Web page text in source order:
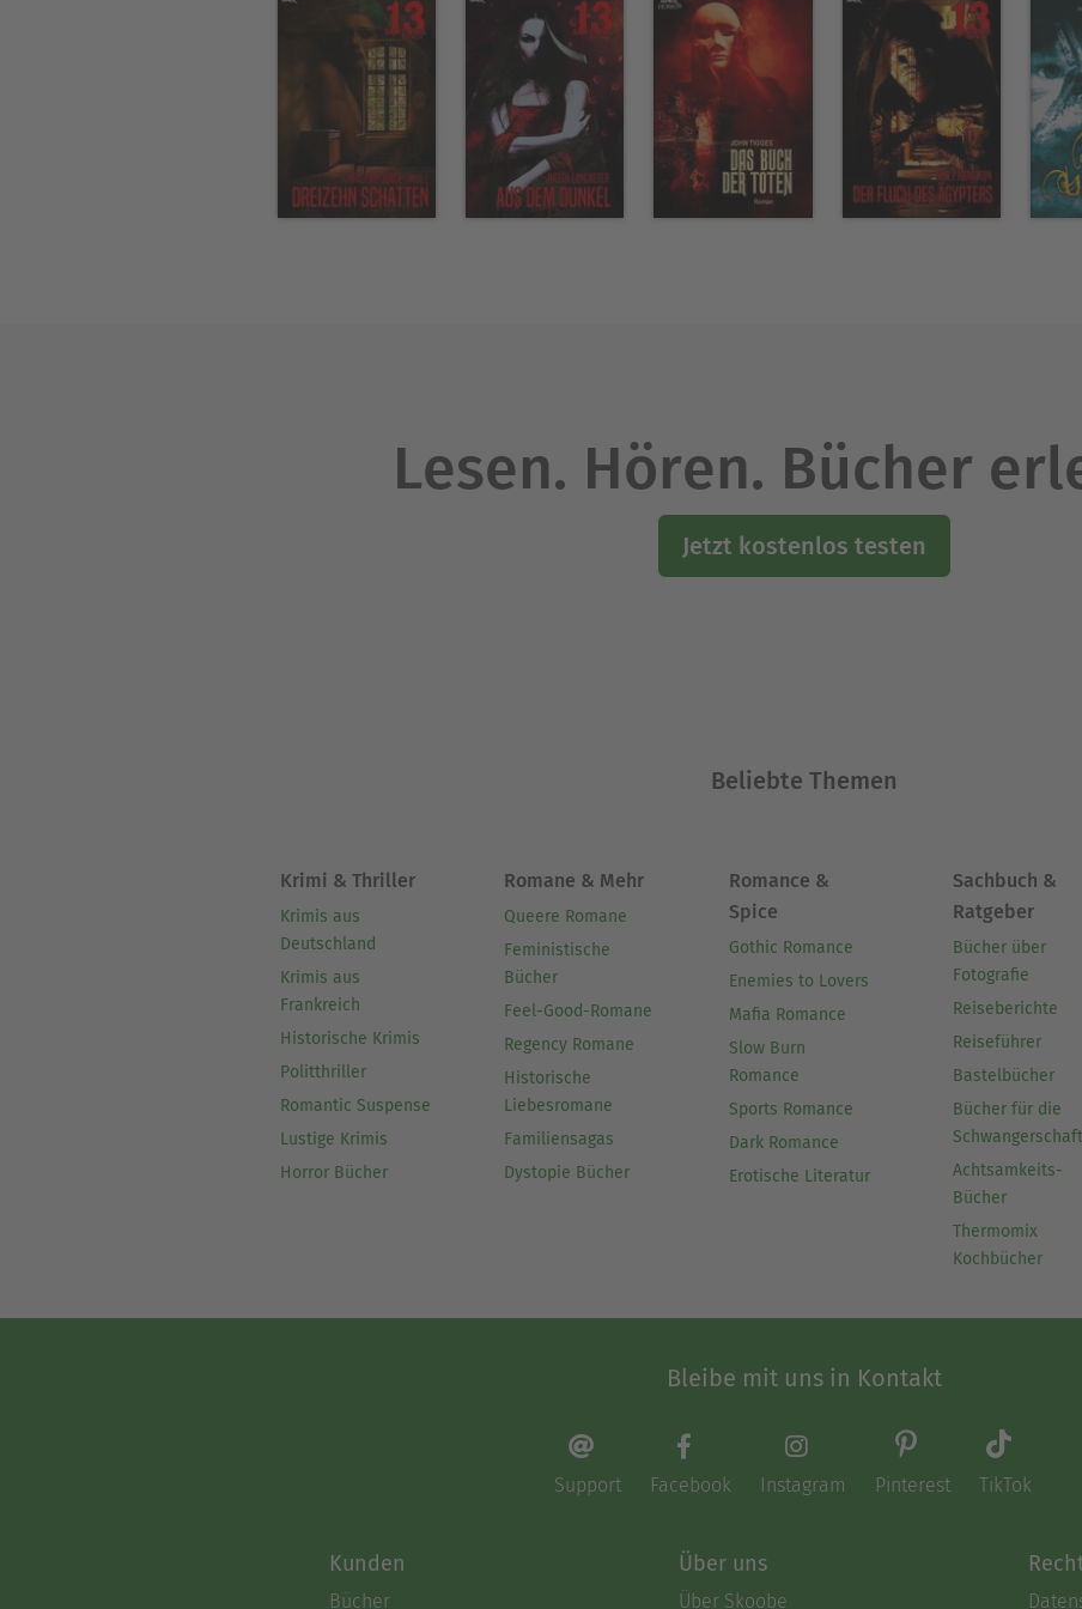
Lesen. Hören. Bücher
Jetzt kostenlos testen
Beliebte Themen
Krimi & Thriller
Krimis aus
Deutschland
Krimis aus
Frankreich
Historische Krimis
Politthriller
Romantic Suspense
Lustige Krimis
Horror Bücher
Romane & Mehr
Queere Romane
Feministische
Bücher
Feel-Good-Romane
Regency Romane
Historische
Liebesromane
Familiensagas
Dystopie Bücher
Romance &
Spice
Gothic Romance
Enemies to Lovers
Mafia Romance
Slow Burn
Romance
Sports Romance
Dark Romance
Erotische Literatur
Sachbuch &
Ratgeber
Bücher über
Fotografie
Reiseberichte
Reiseführer
Bastelbücher
Bücher für die
Schwangerschaft
Achtsamkeits-
Bücher
Thermomix
Kochbücher
Bleibe mit uns in Kontakt
Support Facebook Instagram Pinterest TikTok
Kunden
Bücher
Über uns
Über Skoobe